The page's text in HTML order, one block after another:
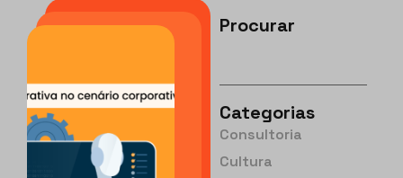
Procurar
Categorias
Consultoria
Cultura